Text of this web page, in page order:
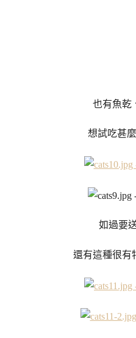
也有魚乾
想試吃甚
如過要
還有這種很有